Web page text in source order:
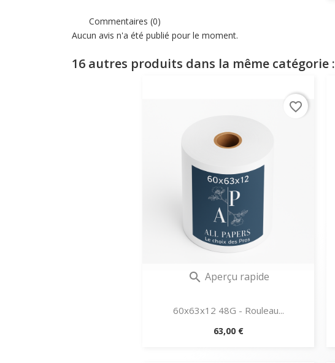
Commentaires (0)
Aucun avis n'a été publié pour le moment.
16 autres produits dans la même catégorie :
 Aperçu rapide
60x63x12 48G - Rouleau...
Prix
63,00 €
favorite_border